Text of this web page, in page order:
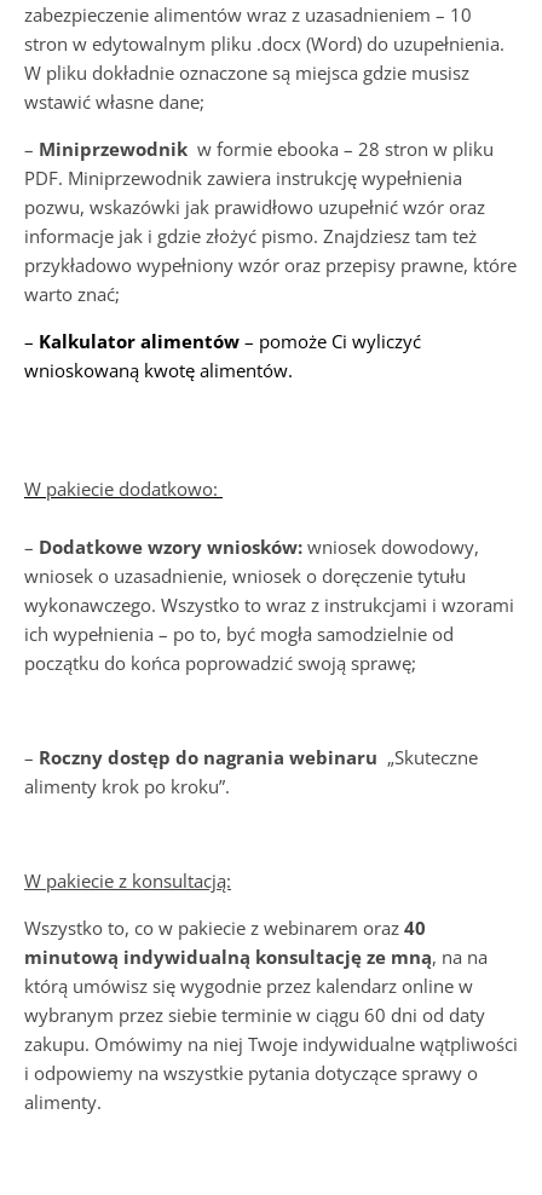
zabezpieczenie alimentów wraz z uzasadnieniem – 10
stron w edytowalnym pliku .docx (Word) do uzupełnienia.
W pliku dokładnie oznaczone są miejsca gdzie musisz
wstawić własne dane;
– Miniprzewodnik w formie ebooka – 28 stron w pliku
PDF. Miniprzewodnik zawiera instrukcję wypełnienia
pozwu, wskazówki jak prawidłowo uzupełnić wzór oraz
informacje jak i gdzie złożyć pismo. Znajdziesz tam też
przykładowo wypełniony wzór oraz przepisy prawne, które
warto znać;
– Kalkulator alimentów – pomoże Ci wyliczyć
wnioskowaną kwotę alimentów.
W pakiecie dodatkowo:
– Dodatkowe wzory wniosków: wniosek dowodowy,
wniosek o uzasadnienie, wniosek o doręczenie tytułu
wykonawczego. Wszystko to wraz z instrukcjami i wzorami
ich wypełnienia – po to, być mogła samodzielnie od
początku do końca poprowadzić swoją sprawę;
– Roczny dostęp do nagrania webinaru „Skuteczne
alimenty krok po kroku”.
W pakiecie z konsultacją:
Wszystko to, co w pakiecie z webinarem oraz 40
minutową indywidualną konsultację ze mną, na na
którą umówisz się wygodnie przez kalendarz online w
wybranym przez siebie terminie w ciągu 60 dni od daty
zakupu. Omówimy na niej Twoje indywidualne wątpliwości
i odpowiemy na wszystkie pytania dotyczące sprawy o
alimenty.